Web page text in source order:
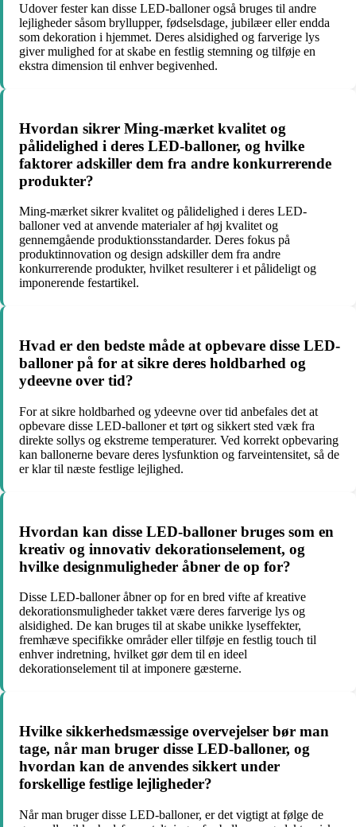
Udover fester kan disse LED-balloner også bruges til andre
lejligheder såsom bryllupper, fødselsdage, jubilæer eller endda
som dekoration i hjemmet. Deres alsidighed og farverige lys
giver mulighed for at skabe en festlig stemning og tilføje en
ekstra dimension til enhver begivenhed.
Hvordan sikrer Ming-mærket kvalitet og
pålidelighed i deres LED-balloner, og hvilke
faktorer adskiller dem fra andre konkurrerende
produkter?
Ming-mærket sikrer kvalitet og pålidelighed i deres LED-
balloner ved at anvende materialer af høj kvalitet og
gennemgående produktionsstandarder. Deres fokus på
produktinnovation og design adskiller dem fra andre
konkurrerende produkter, hvilket resulterer i et pålideligt og
imponerende festartikel.
Hvad er den bedste måde at opbevare disse LED-
balloner på for at sikre deres holdbarhed og
ydeevne over tid?
For at sikre holdbarhed og ydeevne over tid anbefales det at
opbevare disse LED-balloner et tørt og sikkert sted væk fra
direkte sollys og ekstreme temperaturer. Ved korrekt opbevaring
kan ballonerne bevare deres lysfunktion og farveintensitet, så de
er klar til næste festlige lejlighed.
Hvordan kan disse LED-balloner bruges som en
kreativ og innovativ dekorationselement, og
hvilke designmuligheder åbner de op for?
Disse LED-balloner åbner op for en bred vifte af kreative
dekorationsmuligheder takket være deres farverige lys og
alsidighed. De kan bruges til at skabe unikke lyseffekter,
fremhæve specifikke områder eller tilføje en festlig touch til
enhver indretning, hvilket gør dem til en ideel
dekorationselement til at imponere gæsterne.
Hvilke sikkerhedsmæssige overvejelser bør man
tage, når man bruger disse LED-balloner, og
hvordan kan de anvendes sikkert under
forskellige festlige lejligheder?
Når man bruger disse LED-balloner, er det vigtigt at følge de